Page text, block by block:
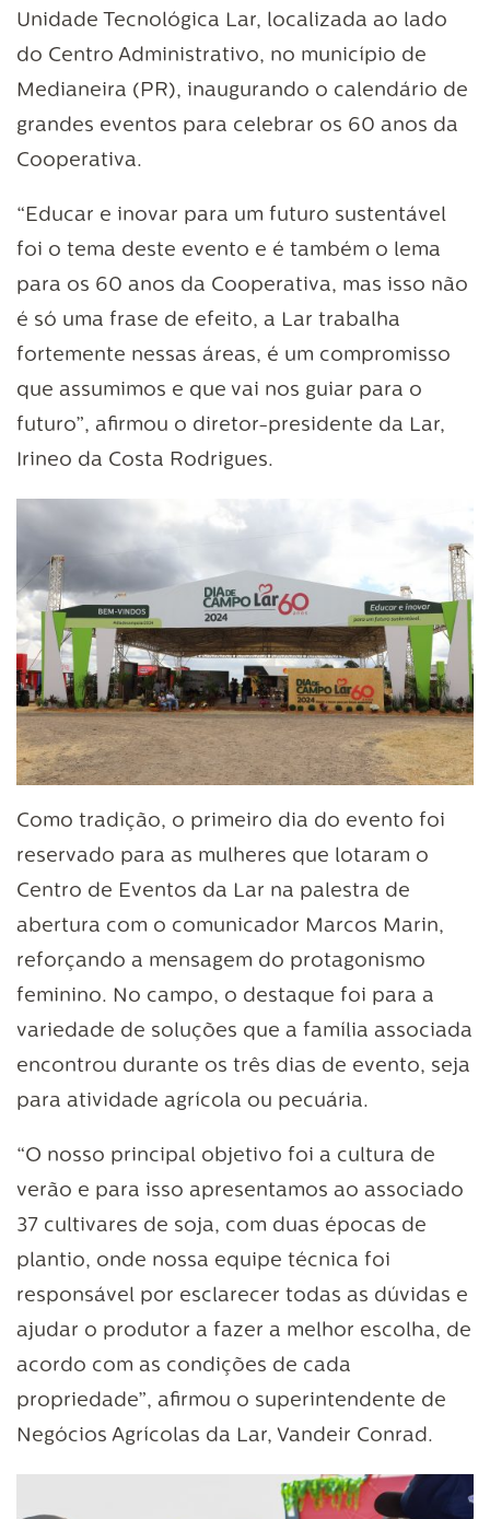
Unidade Tecnológica Lar, localizada ao lado
do Centro Administrativo, no município de
Medianeira (PR), inaugurando o calendário de
grandes eventos para celebrar os 60 anos da
Cooperativa.
“Educar e inovar para um futuro sustentável
foi o tema deste evento e é também o lema
para os 60 anos da Cooperativa, mas isso não
é só uma frase de efeito, a Lar trabalha
fortemente nessas áreas, é um compromisso
que assumimos e que vai nos guiar para o
futuro”, afirmou o diretor-presidente da Lar,
Irineo da Costa Rodrigues.
Como tradição, o primeiro dia do evento foi
reservado para as mulheres que lotaram o
Centro de Eventos da Lar na palestra de
abertura com o comunicador Marcos Marin,
reforçando a mensagem do protagonismo
feminino. No campo, o destaque foi para a
variedade de soluções que a família associada
encontrou durante os três dias de evento, seja
para atividade agrícola ou pecuária.
“O nosso principal objetivo foi a cultura de
verão e para isso apresentamos ao associado
37 cultivares de soja, com duas épocas de
plantio, onde nossa equipe técnica foi
responsável por esclarecer todas as dúvidas e
ajudar o produtor a fazer a melhor escolha, de
acordo com as condições de cada
propriedade”, afirmou o superintendente de
Negócios Agrícolas da Lar, Vandeir Conrad.